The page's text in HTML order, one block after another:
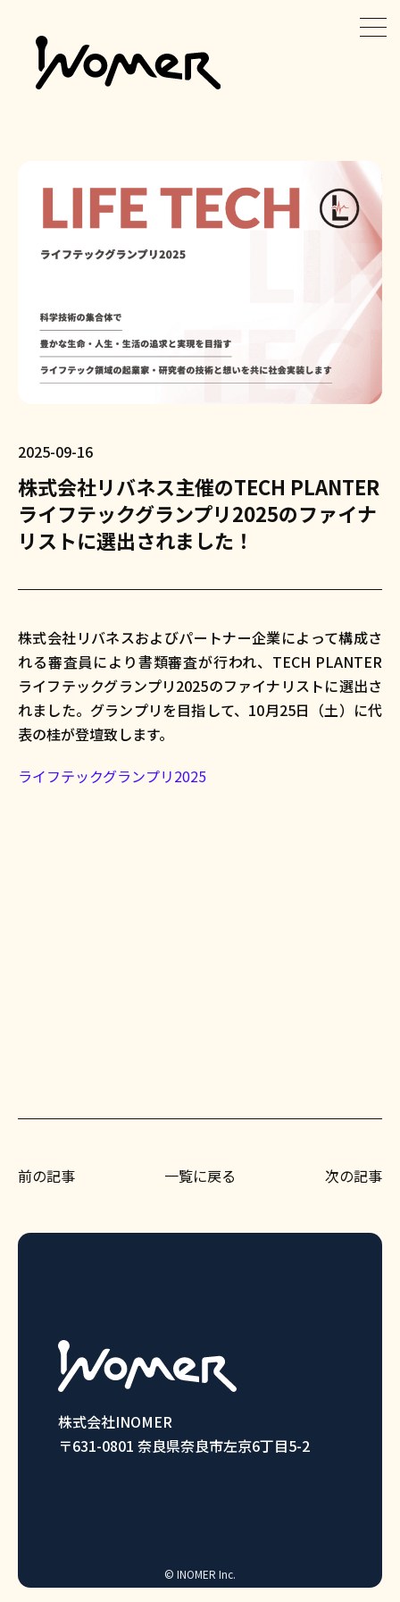
2025-09-16
株式会社リバネス主催のTECH PLANTER
ライフテックグランプリ2025のファイナ
リストに選出されました！
株式会社リバネスおよびパートナー企業によって構成さ
れる審査員により書類審査が行われ、TECH PLANTER
ライフテックグランプリ2025のファイナリストに選出さ
れました。グランプリを目指して、10月25日（土）に代
表の桂が登壇致します。
ライフテックグランプリ2025
前の記事 一覧に戻る 次の記事
株式会社INOMER
〒631-0801 奈良県奈良市左京6丁目5-2
© INOMER Inc.